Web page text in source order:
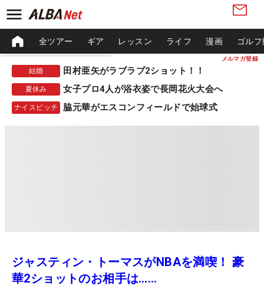
メルマガ登録
全ツアー ギア レッスン ライフ 漫画 ゴル
結婚 田村亜矢がラブラブ2ショット！！
夏休み 女子プロ4人が浴衣姿で長岡花火大会へ
ナイスピッチ 脇元華がエスコンフィールドで始球式
ジャスティン・トーマスがNBAを満喫！ 豪
華2ショットのお相手は……